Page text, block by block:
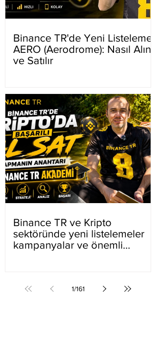
Binance TR'de Yeni Listeleme
AERO (Aerodrome): Nasıl Alınır
ve Satılır
Binance TR ve Kripto
sektöründe yeni listelemeler
kampanyalar ve önemli
1/161